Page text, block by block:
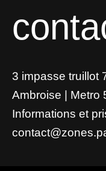
3 impasse truillot
Ambroise | Metro
Informations et